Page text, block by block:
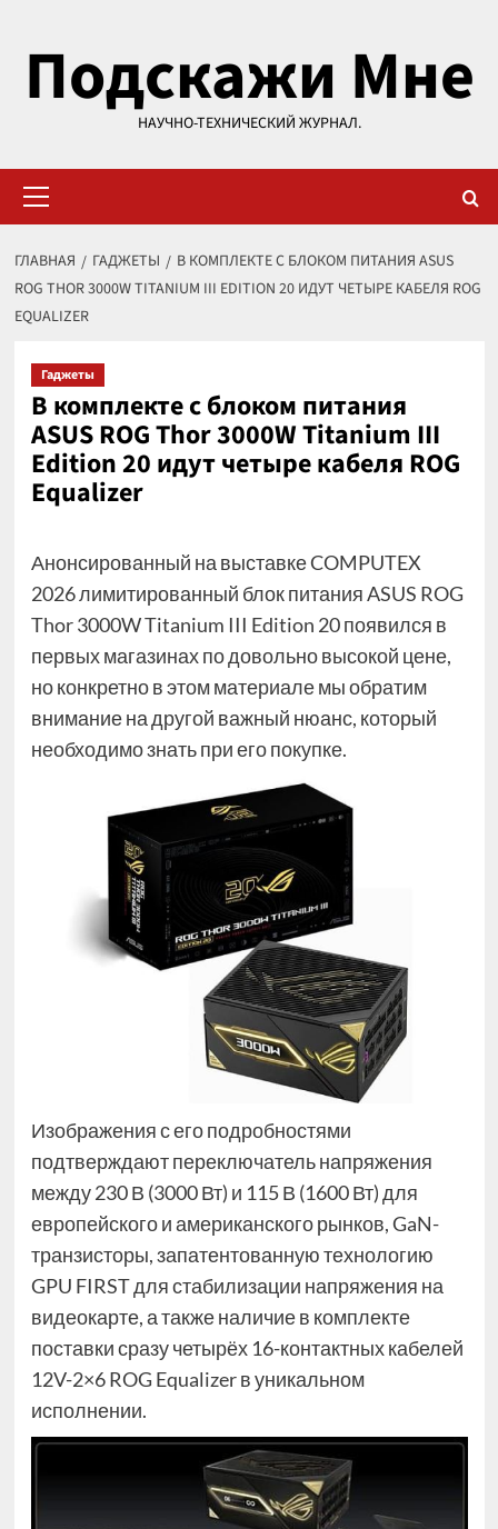
содержимому
Подскажи Мне
НАУЧНО-ТЕХНИЧЕСКИЙ ЖУРНАЛ.
меню
ГЛАВНАЯ ГАДЖЕТЫ
В КОМПЛЕКТЕ С БЛОКОМ ПИТАНИЯ ASUS
ROG THOR 3000W TITANIUM III EDITION 20 ИДУТ ЧЕТЫРЕ КАБЕЛЯ ROG
EQUALIZER
Гаджеты
В комплекте с блоком питания
ASUS ROG Thor 3000W Titanium III
Edition 20 идут четыре кабеля ROG
Equalizer
Анонсированный на выставке COMPUTEX
2026 лимитированный блок питания ASUS ROG
Thor 3000W Titanium III Edition 20 появился в
первых магазинах по довольно высокой цене,
но конкретно в этом материале мы обратим
внимание на другой важный нюанс, который
необходимо знать при его покупке.
Изображения с его подробностями
подтверждают переключатель напряжения
между 230 В (3000 Вт) и 115 В (1600 Вт) для
европейского и американского рынков, GaN-
транзисторы, запатентованную технологию
GPU FIRST для стабилизации напряжения на
видеокарте, а также наличие в комплекте
поставки сразу четырёх 16-контактных кабелей
12V-2×6 ROG Equalizer в уникальном
исполнении.